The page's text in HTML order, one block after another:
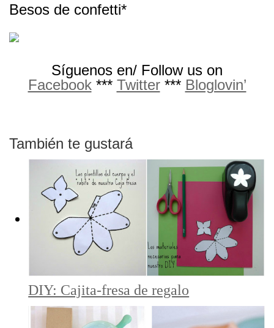
Besos de confetti*
Síguenos en/ Follow us on
Facebook*** Twitter*** Bloglovin’
También te gustará
DIY: Cajita-fresa de regalo